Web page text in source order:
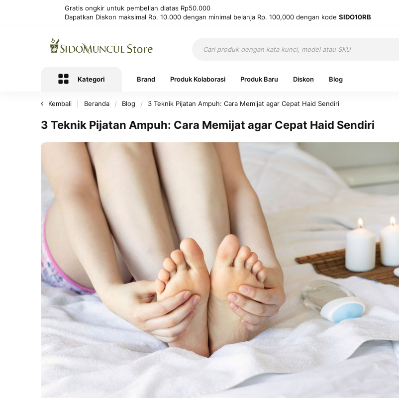
Gratis ongkir untuk pembelian diatas Rp50.000
Dapatkan Diskon maksimal Rp. 10.000 dengan minimal belanja Rp. 100,000 dengan kode SIDO10RB
Kategori Brand Produk Kolaborasi Produk Baru Diskon Blog
Kembali Beranda Blog 3 Teknik Pijatan Ampuh: Cara Memijat agar Cepat Haid Sendiri
3 Teknik Pijatan Ampuh: Cara Memijat agar Cepat Haid Sendiri